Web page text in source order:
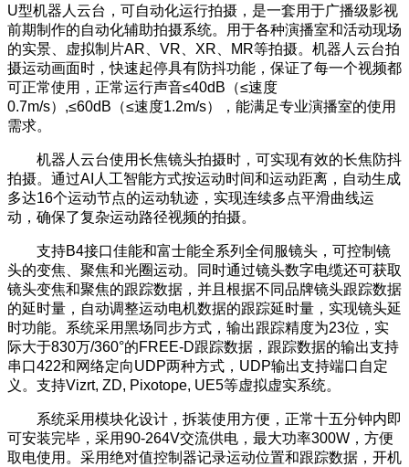
U型机器人云台，可自动化运行拍摄，是一套用于广播级影视
前期制作的自动化辅助拍摄系统。用于各种演播室和活动现场
的实景、虚拟制片AR、VR、XR、MR等拍摄。机器人云台拍
摄运动画面时，快速起停具有防抖功能，保证了每一个视频都
可正常使用，正常运行声音≤40dB（≤速度
0.7m/s）,≤60dB（≤速度1.2m/s），能满足专业演播室的使用
需求。
机器人云台使用长焦镜头拍摄时，可实现有效的长焦防抖
拍摄。通过AI人工智能方式按运动时间和运动距离，自动生成
多达16个运动节点的运动轨迹，实现连续多点平滑曲线运
动，确保了复杂运动路径视频的拍摄。
支持B4接口佳能和富士能全系列全伺服镜头，可控制镜
头的变焦、聚焦和光圈运动。同时通过镜头数字电缆还可获取
镜头变焦和聚焦的跟踪数据，并且根据不同品牌镜头跟踪数据
的延时量，自动调整运动电机数据的跟踪延时量，实现镜头延
时功能。系统采用黑场同步方式，输出跟踪精度为23位，实
际大于830万/360°的FREE-D跟踪数据，跟踪数据的输出支持
串口422和网络定向UDP两种方式，UDP输出支持端口自定
义。支持Vizrt, ZD, Pixotope, UE5等虚拟虚实系统。
系统采用模块化设计，拆装使用方便，正常十五分钟内即
可安装完毕，采用90-264V交流供电，最大功率300W，方便
取电使用。采用绝对值控制器记录运动位置和跟踪数据，开机